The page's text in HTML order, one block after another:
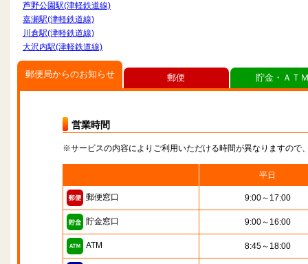
芦野公園駅(津軽鉄道線)
嘉瀬駅(津軽鉄道線)
川倉駅(津軽鉄道線)
大沢内駅(津軽鉄道線)
郵便局からのお知らせ
営業時間
※サービスの内容によりご利用いただける時間が異なりますので
平日
郵便窓口 9:00～17:00
貯金窓口 9:00～16:00
ATM 8:45～18:00
郵便 貯金・ＡＴ